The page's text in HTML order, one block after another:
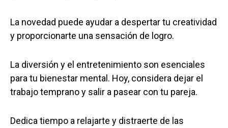
La novedad puede ayudar a despertar tu creatividad
y proporcionarte una sensación de logro.
La diversión y el entretenimiento son esenciales
para tu bienestar mental. Hoy, considera dejar el
trabajo temprano y salir a pasear con tu pareja.
Dedica tiempo a relajarte y distraerte de las